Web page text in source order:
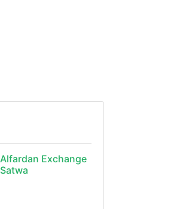
Alfardan Exchange
Satwa